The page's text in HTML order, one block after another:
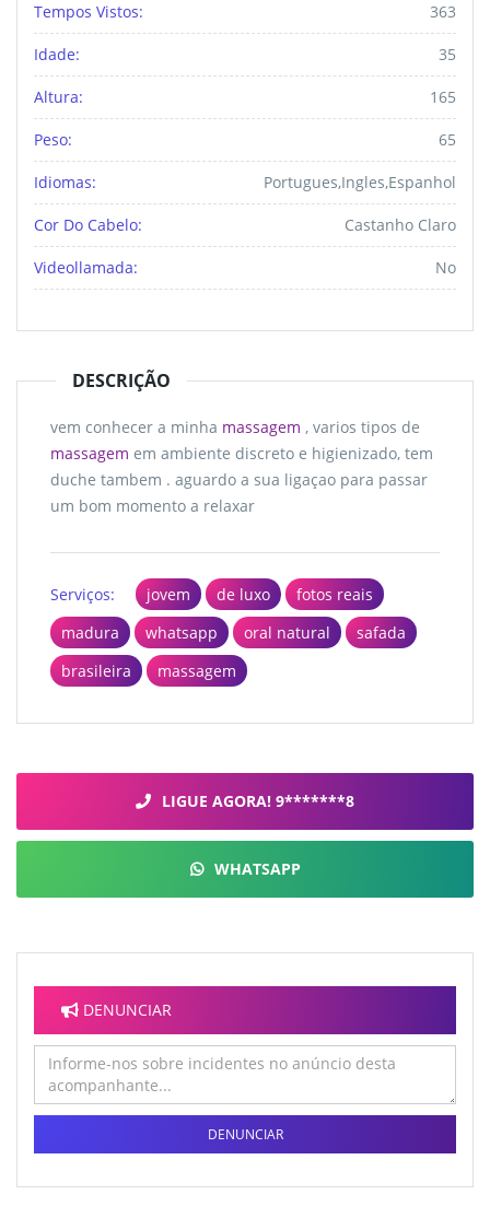
Tempos Vistos: 363
Idade: 35
Altura: 165
Peso: 65
Idiomas: Portugues,ingles,espanhol
Cor Do Cabelo: Castanho Claro
Videollamada: No
DESCRIÇÃO
vem conhecer a minha massagem , varios tipos de
massagem em ambiente discreto e higienizado, tem
duche tambem . aguardo a sua ligaçao para passar
um bom momento a relaxar
Serviços: jovem de luxo
fotos reais
madura
whatsapp oral natural
safada
brasileira
massagem
LIGUE AGORA! 9*******8
WHATSAPP
DENUNCIAR
DENUNCIAR